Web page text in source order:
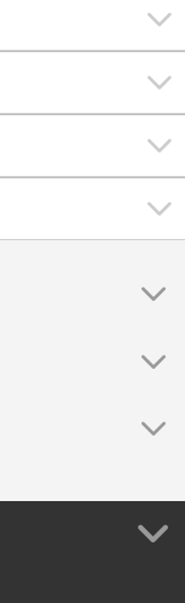
Vivaldi na